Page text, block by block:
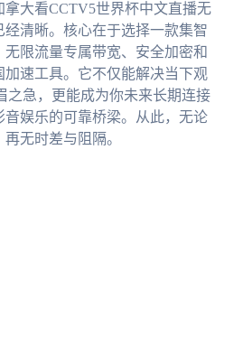
拿大看CCTV5世界杯中文直播无
清晰。核心在于选择一款集智
限流量专属带宽、安全加密和
加速工具。它不仅能解决当下观
之急，更能成为你未来长期连接
音娱乐的可靠桥梁。从此，无论
无时差与阻隔。